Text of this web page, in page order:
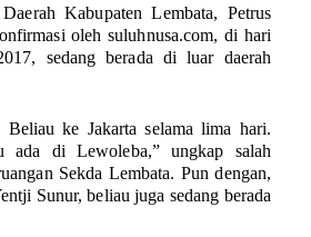
Kabupaten Lembata, Petrus
oleh suluhnusa.com, di hari
sedang berada di luar daerah
Beliau ke Jakarta selama lima hari.
ada di Lewoleba,” ungkap salah
Sekda Lembata. Pun dengan,
Sunur, beliau juga sedang berada